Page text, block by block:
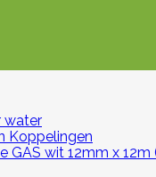
water
Koppelingen
GAS wit 12mm x 12m